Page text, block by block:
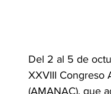
Del 2 al 5 de
XXVIII Congreso
(AMANAC), que